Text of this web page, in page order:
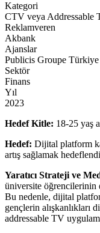
Kategori
CTV veya Addressable
Reklamveren
Akbank
Ajanslar
Publicis Groupe Türkiye
Sektör
Finans
Yıl
2023
Hedef Kitle: 18-25 yaş
Hedef: Dijital platform
artış sağlamak
Yaratıcı Strateji ve
üniversite öğrencilerinin
Bu nedenle, dijital
gençlerin alışkanlıkları
addressable TV